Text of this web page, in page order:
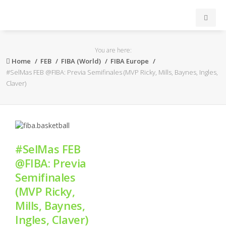
ACB
FEB
FIBA
OTROS
FORMACIÓN
You are here:
Home FEB FIBA (World)
FIBA Europe
#SelMas FEB @FIBA: Previa Semifinales (MVP Ricky, Mills, Baynes, Ingles,
Claver)
#SelMas FEB
@FIBA: Previa
Semifinales
(MVP Ricky,
Mills, Baynes,
Ingles, Claver)